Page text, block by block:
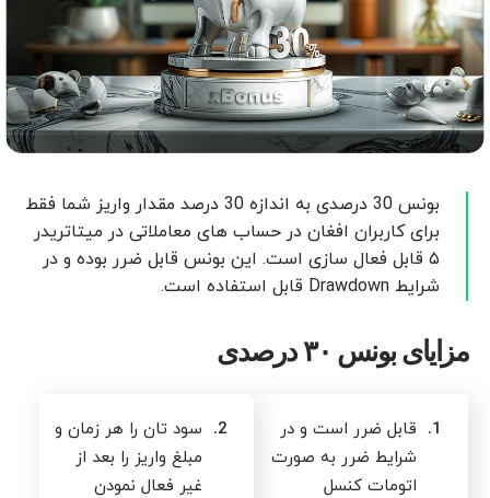
بونس 30 درصدی به اندازه 30 درصد مقدار واریز شما فقط
برای کاربران افغان در حساب های معاملاتی در میتاتریدر
۵ قابل فعال سازی است. این بونس قابل ضرر بوده و در
شرایط Drawdown قابل استفاده است.
مزایای بونس ۳۰ درصدی
1.
قابل ضرر است و در
شرایط ضرر به صورت
اتومات کنسل
2.
سود تان را هر زمان و
مبلغ واریز را بعد از
غیر فعال نمودن